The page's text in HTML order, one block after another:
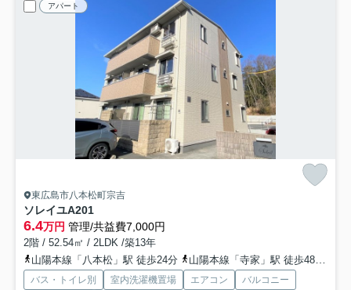
アパート
東広島市八本松町宗吉
ソレイユA201
6.4万円 管理/共益費7,000円
2階 / 52.54㎡ / 2LDK /築13年
山陽本線「八本松」駅 徒歩24分
山陽本線「寺家」駅 徒歩48分車8分 3.8km
バス・トイレ別 室内洗濯機置場 エアコン
バルコニー